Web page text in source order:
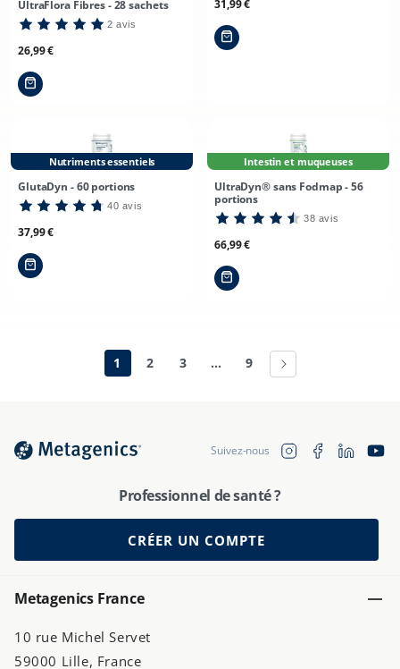
UltraFlora Fibres - 28 sachets
2 avis
Prix
26,99 €
31,99 €
Nutriments essentiels
GlutaDyn - 60 portions
40 avis
Prix
37,99 €
Intestin et muqueuses
UltraDyn® sans Fodmap - 56
portions
38 avis
Prix
66,99 €
1 2 3 … 9
Suivez-nous InstagramFacebookTranslation
Professionnel de santé ?
CRÉER UN COMPTE
Metagenics France
10 rue Michel Servet
59000 Lille, France